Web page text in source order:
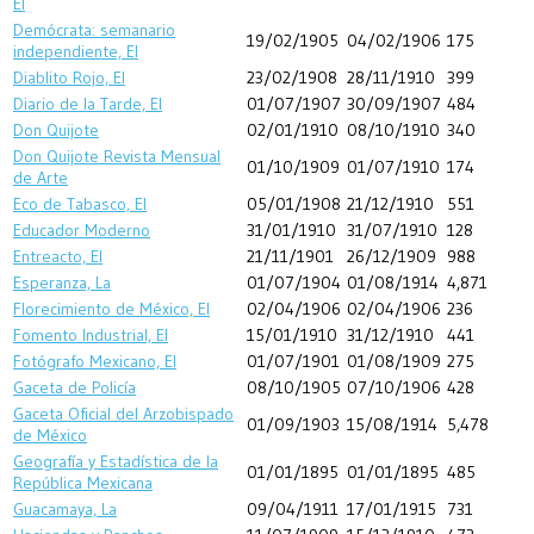
Demócrata: semanario
independiente, El
19/02/1905 04/02/1906 175
Diablito Rojo, El
23/02/1908 28/11/1910
399
Diario de la Tarde, El
01/07/1907 30/09/1907 484
Don Quijote
02/01/1910 08/10/1910 340
Don Quijote Revista Mensual
de Arte
01/10/1909 01/07/1910 174
Eco de Tabasco, El
05/01/1908 21/12/1910
551
Educador Moderno
31/01/1910 31/07/1910 128
Entreacto, El
21/11/1901 26/12/1909
988
Esperanza, La
01/07/1904 01/08/1914 4,871
Florecimiento de México, El
02/04/1906 02/04/1906 236
Fomento Industrial, El
15/01/1910 31/12/1910
441
Fotógrafo Mexicano, El
01/07/1901 01/08/1909 275
Gaceta de Policía
08/10/1905 07/10/1906 428
Gaceta Oficial del Arzobispado
de México
01/09/1903 15/08/1914 5,478
Geografía y Estadística de la
República Mexicana
01/01/1895 01/01/1895 485
Guacamaya, La
09/04/1911 17/01/1915
731